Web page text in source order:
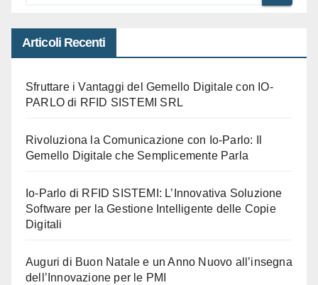
Articoli Recenti
Sfruttare i Vantaggi del Gemello Digitale con IO-
PARLO di RFID SISTEMI SRL
Rivoluziona la Comunicazione con Io-Parlo: Il
Gemello Digitale che Semplicemente Parla
Io-Parlo di RFID SISTEMI: L’Innovativa Soluzione
Software per la Gestione Intelligente delle Copie
Digitali
Auguri di Buon Natale e un Anno Nuovo all’insegna
dell’Innovazione per le PMI